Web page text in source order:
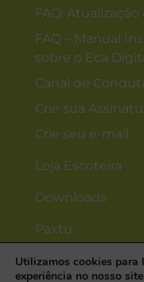
FAQ:
FAQ – Manual
sobre o Eca
Canal de
Crie sua
Crie seu e-mail
Loja Escoteira
Downloads
Paxtu
Utilizamos cookies para
experiência no nosso